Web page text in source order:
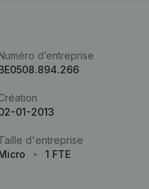
d’entreprise
01-2013
d'entreprise
1 FTE